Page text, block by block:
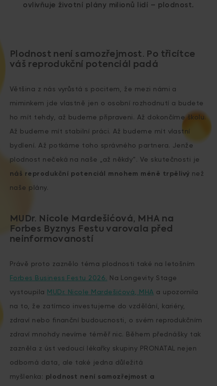
ovlivňuje životní plány milionů lidí – plodnost.
Plodnost není samozřejmost. Po třicítce
váš reprodukční potenciál padá
Většina z nás vyrůstá s pocitem, že mezi námi a
miminkem jde vlastně jen o osobní rozhodnutí a budete
ho mít tehdy, až budeme připraveni. Až dokončíme školu.
Až budeme mít stabilní práci. Až budeme mít vlastní
bydlení. Až potkáme toho správného partnera. Jenže
plodnost nečeká na naše „až někdy“. Ve skutečnosti je
náš reprodukční potenciál mnohem méně trpělivý než
naše plány.
MUDr. Nicole Mardešićová, MHA na
Forbes Byznys Festu varovala před
neinformovaností
Právě proto zaznělo téma plodnosti také na letošním
Forbes Business Festu 2026. Na Longevity Stage
vystoupila MUDr. Nicole Mardešićová, MHA a upozornila
na to, že zatímco investujeme do vzdělání, kariéry,
zdraví nebo finanční budoucnosti, o svém reprodukčním
zdraví mnohdy nevíme téměř nic. Během přednášky tak
zazněla z úst vedoucí lékařky skupiny PRONATAL nejen
odborná data, ale také jedna důležitá
myšlenka: plodnost není samozřejmost a